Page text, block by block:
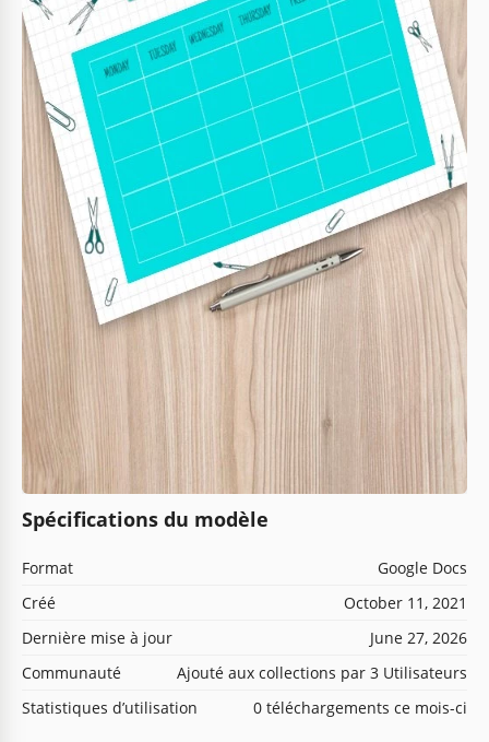
Spécifications du modèle
Format
Google Docs
Créé
October 11, 2021
Dernière mise à jour
June 27, 2026
Communauté
Ajouté aux collections par 3 Utilisateurs
Statistiques d’utilisation
0 téléchargements ce mois-ci